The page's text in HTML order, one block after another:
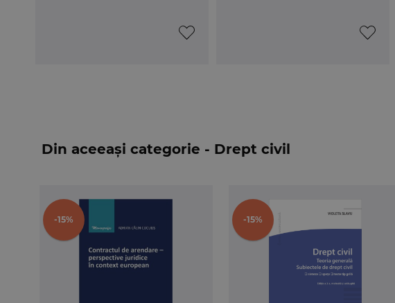
Din aceeași categorie - Drept civil
-15% -15%